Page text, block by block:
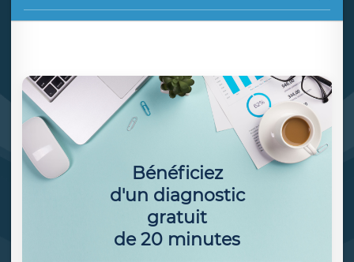
Bénéficiez
d'un diagnostic
gratuit
de 20 minutes